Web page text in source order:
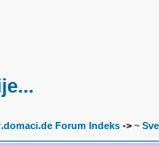
Forum Indeks -> ~